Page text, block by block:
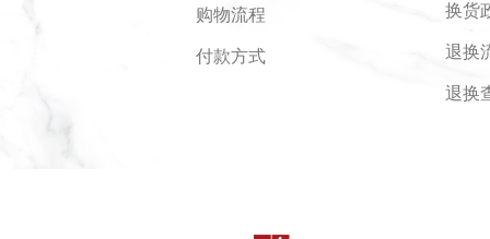
购物流程
付款方式
换货
退换
退换